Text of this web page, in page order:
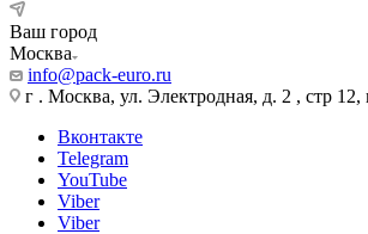
Ваш город
Москва
info@pack-euro.ru
г . Москва, ул. Электродная, д. 2 , стр
Вконтакте
Telegram
YouTube
Viber
Viber